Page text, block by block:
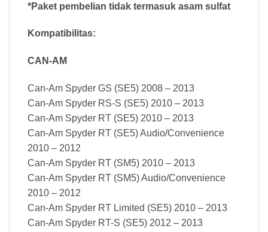
*Paket pembelian tidak termasuk asam sulfat
Kompatibilitas:
CAN-AM
Can-Am Spyder GS (SE5) 2008 – 2013
Can-Am Spyder RS-S (SE5) 2010 – 2013
Can-Am Spyder RT (SE5) 2010 – 2013
Can-Am Spyder RT (SE5) Audio/Convenience
2010 – 2012
Can-Am Spyder RT (SM5) 2010 – 2013
Can-Am Spyder RT (SM5) Audio/Convenience
2010 – 2012
Can-Am Spyder RT Limited (SE5) 2010 – 2013
Can-Am Spyder RT-S (SE5) 2012 – 2013